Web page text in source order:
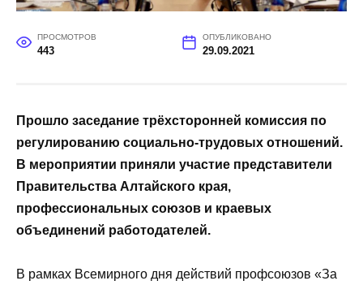
ПРОСМОТРОВ
443
ОПУБЛИКОВАНО
29.09.2021
Прошло заседание трёхсторонней комиссия по
регулированию социально-трудовых отношений.
В мероприятии приняли участие представители
Правительства Алтайского края,
профессиональных союзов и краевых
объединений работодателей.
В рамках Всемирного дня действий профсоюзов «За